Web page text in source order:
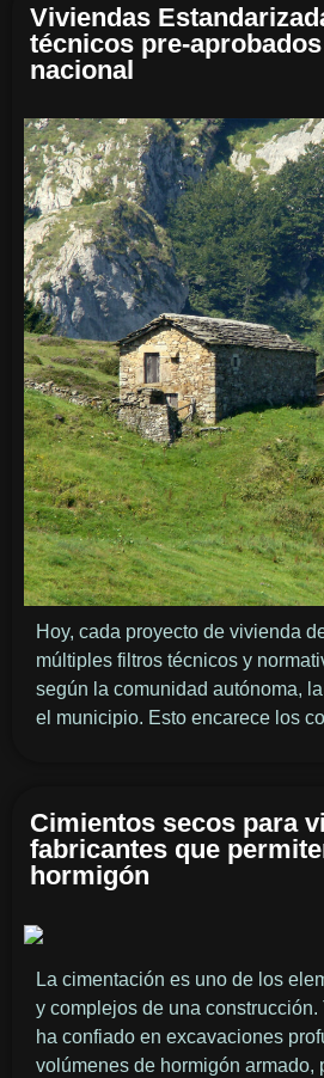
Viviendas
técnicos pre-
nacional
Hoy, cada proyecto de vivienda
múltiples filtros técnicos y
según la comunidad autónoma,
el municipio. Esto encarece los
Cimientos secos para
fabricantes que
hormigón
La cimentación es uno de los
y complejos de una
ha confiado en excavaciones
volúmenes de hormigón armado,